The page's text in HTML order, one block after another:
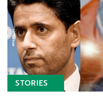
STORIES